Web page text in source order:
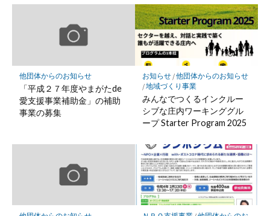
他団体からのお知らせ
「平成２７年度やまがたde
愛支援事業補助金」の補助
事業の募集
お知らせ/他団体からのお知らせ
/地域づくり事業
みんなでつくるインクルー
シブな庄内ワーキンググル
ープ Starter Program 2025